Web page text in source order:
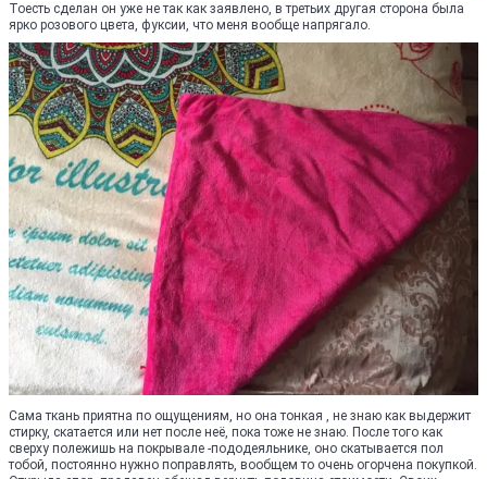
Тоесть сделан он уже не так как заявлено, в третьих другая сторона была
ярко розового цвета, фуксии, что меня вообще напрягало.
Сама ткань приятна по ощущениям, но она тонкая , не знаю как выдержит
стирку, скатается или нет после неё, пока тоже не знаю. После того как
сверху полежишь на покрывале -пододеяльнике, оно скатывается пол
тобой, постоянно нужно поправлять, вообщем то очень огорчена покупкой.